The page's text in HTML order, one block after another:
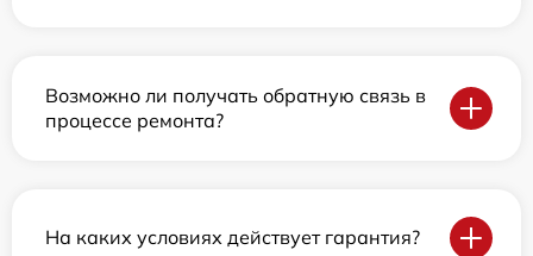
Возможно ли получать обратную связь в
процессе ремонта?
На каких условиях действует гарантия?